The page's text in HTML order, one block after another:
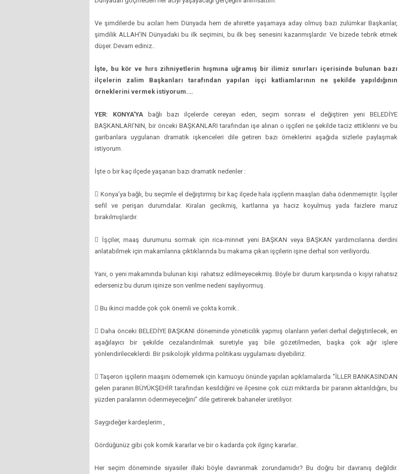
Ve şimdilerde bu acıları hem Dünyada hem de ahirette yaşamaya aday olmuş bazı zulümkar Başkanlar,
şimdilik ALLAH'IN Dünyadaki bu ilk seçimini, bu ilk beş senesini kazanmışlardır. Ve bizede tebrik etmek
düşer. Devam ediniz..
İşte, bu kör ve hırs zihniyetlerin hışmına uğramış bir ilimiz sınırları içerisinde bulunan bazı
ilçelerin zalim Başkanları tarafından yapılan işçi katliamlarının ne şekilde yapıldığının
örneklerini vermek istiyorum.…
YER: KONYA’YA bağlı bazı ilçelerde cereyan eden, seçim sonrası el değiştiren yeni BELEDİYE
BAŞKANLARI’NIN, bir önceki BAŞKANLARI tarafından işe alınan o işçileri ne şekilde taciz ettiklerini ve bu
garibanlara uygulanan dramatik işkenceleri dile getiren bazı örneklerini aşağıda sizlerle paylaşmak
istiyorum.
İşte o bir kaç ilçede yaşanan bazı dramatik nedenler :
 Konya’ya bağlı, bu seçimle el değiştirmiş bir kaç ilçede hala işçilerin maaşları daha ödenmemiştir. İşçiler
sefil ve perişan durumdalar. Kiraları gecikmiş, kartlarına ya haciz koyulmuş yada faizlere maruz
bırakılmışlardır.
 İşçiler, maaş durumunu sormak için rica-minnet yeni BAŞKAN veya BAŞKAN yardımcılarına derdini
anlatabilmek için makamlarına çıktıklarında bu makama çıkan işçilerin işine derhal son veriliyordu.
Yani, o yeni makamında bulunan kişi rahatsız edilmeyecekmiş. Böyle bir durum karşısında o kişiyi rahatsız
ederseniz bu durum işinize son verilme nedeni sayılıyormuş.
 Bu ikinci madde çok çok önemli ve çokta komik..
 Daha önceki BELEDİYE BAŞKANI döneminde yöneticilik yapmış olanların yerleri derhal değiştirilecek, en
aşağılayıcı bir şekilde cezalandırılmak suretiyle yaş bile gözetilmeden, başka çok ağır işlere
yönlendirileceklerdi. Bir psikolojik yıldırma politikası uygulaması diyebiliriz.
 Taşeron işçilerin maaşını ödememek için kamuoyu önünde yapılan açıklamalarda ‘’İLLER BANKASINDAN
gelen paranın BÜYÜKŞEHİR tarafından kesildiğini ve ilçesine çok cüzi miktarda bir paranın aktarıldığını, bu
yüzden paralarının ödenmeyeceğini’’ dile getirerek bahaneler üretiliyor.
Saygıdeğer kardeşlerim ,
Gördüğünüz gibi çok komik kararlar ve bir o kadarda çok ilginç kararlar..
Her seçim döneminde siyasiler illaki böyle davranmak zorundamıdır? Bu doğru bir davranış değildir.